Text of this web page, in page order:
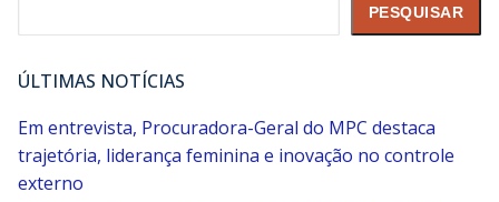
PESQUISAR
ÚLTIMAS NOTÍCIAS
Em entrevista, Procuradora-Geral do MPC destaca
trajetória, liderança feminina e inovação no controle
externo